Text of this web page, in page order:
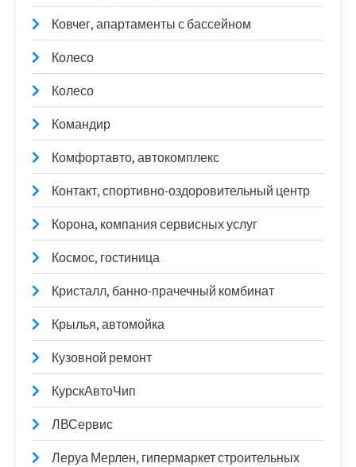
Ковчег, апартаменты с бассейном
Колесо
Колесо
Командир
Комфортавто, автокомплекс
Контакт, спортивно-оздоровительный центр
Корона, компания сервисных услуг
Космос, гостиница
Кристалл, банно-прачечный комбинат
Крылья, автомойка
Кузовной ремонт
КурскАвтоЧип
ЛВСервис
Леруа Мерлен, гипермаркет строительных